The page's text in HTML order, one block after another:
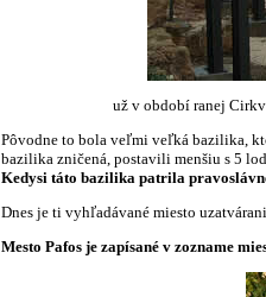
už v období ranej
Pôvodne to bola veľmi veľká bazilika,
bazilika zničená, postavili menšiu s 5
Kedysi táto bazilika patrila
Dnes je ti vyhľadávané miesto
Mesto Pafos je zapísané v zozname